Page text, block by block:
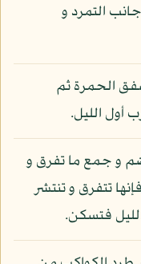
التمرد و
الحمرة ثم
أول الليل.
و جمع ما تفرق و
تتفرق و تنتشر
الليل فتسكن.